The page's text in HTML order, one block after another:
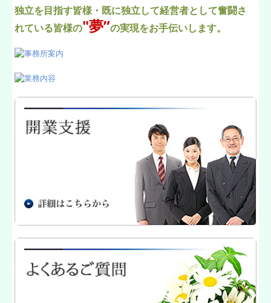
独立を目指す皆様・既に独立して経営者として奮闘さ
れている皆様の"夢”の実現をお手伝いします。